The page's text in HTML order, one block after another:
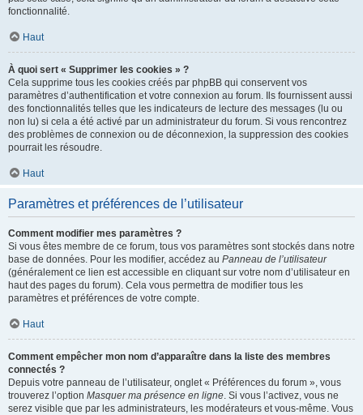
fonctionnalité.
Haut
À quoi sert « Supprimer les cookies » ?
Cela supprime tous les cookies créés par phpBB qui conservent vos
paramètres d’authentification et votre connexion au forum. Ils fournissent aussi
des fonctionnalités telles que les indicateurs de lecture des messages (lu ou
non lu) si cela a été activé par un administrateur du forum. Si vous rencontrez
des problèmes de connexion ou de déconnexion, la suppression des cookies
pourrait les résoudre.
Haut
Paramètres et préférences de l’utilisateur
Comment modifier mes paramètres ?
Si vous êtes membre de ce forum, tous vos paramètres sont stockés dans notre
base de données. Pour les modifier, accédez au Panneau de l’utilisateur
(généralement ce lien est accessible en cliquant sur votre nom d’utilisateur en
haut des pages du forum). Cela vous permettra de modifier tous les
paramètres et préférences de votre compte.
Haut
Comment empêcher mon nom d’apparaître dans la liste des membres
connectés ?
Depuis votre panneau de l’utilisateur, onglet « Préférences du forum », vous
trouverez l’option Masquer ma présence en ligne. Si vous l’activez, vous ne
serez visible que par les administrateurs, les modérateurs et vous-même. Vous